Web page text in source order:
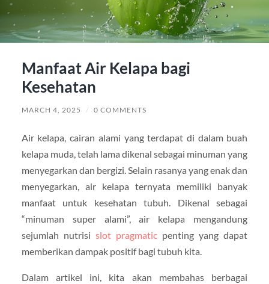
Manfaat Air Kelapa bagi
Kesehatan
MARCH 4, 2025 / 0 COMMENTS
Air kelapa, cairan alami yang terdapat di dalam buah
kelapa muda, telah lama dikenal sebagai minuman yang
menyegarkan dan bergizi. Selain rasanya yang enak dan
menyegarkan, air kelapa ternyata memiliki banyak
manfaat untuk kesehatan tubuh. Dikenal sebagai
“minuman super alami”, air kelapa mengandung
sejumlah nutrisi slot pragmatic penting yang dapat
memberikan dampak positif bagi tubuh kita.
Dalam artikel ini, kita akan membahas berbagai